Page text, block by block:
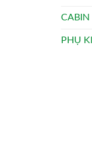
CABIN
PHỤ